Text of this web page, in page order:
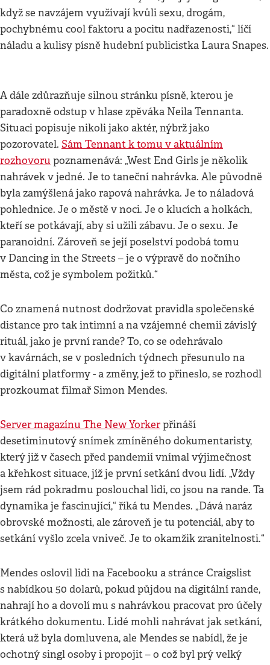
když se navzájem využívají kvůli sexu, drogám,
pochybnému cool faktoru a pocitu nadřazenosti,“ líčí
náladu a kulisy písně hudební publicistka Laura Snapes.
A dále zdůrazňuje silnou stránku písně, kterou je
paradoxně odstup v hlase zpěváka Neila Tennanta.
Situaci popisuje nikoli jako aktér, nýbrž jako
pozorovatel. Sám Tennant k tomu v aktuálním
rozhovoru poznamenává: „West End Girls je několik
nahrávek v jedné. Je to taneční nahrávka. Ale původně
byla zamýšlená jako rapová nahrávka. Je to náladová
pohlednice. Je o městě v noci. Je o klucích a holkách,
kteří se potkávají, aby si užili zábavu. Je o sexu. Je
paranoidní. Zároveň se její poselství podobá tomu
v Dancing in the Streets – je o výpravě do nočního
města, což je symbolem požitků.“
Co znamená nutnost dodržovat pravidla společenské
distance pro tak intimní a na vzájemné chemii závislý
rituál, jako je první rande? To, co se odehrávalo
v kavárnách, se v posledních týdnech přesunulo na
digitální platformy - a změny, jež to přineslo, se rozhodl
prozkoumat filmař Simon Mendes.
Server magazínu The New Yorkerpřináší
desetiminutový snímek zmíněného dokumentaristy,
který již v časech před pandemií vnímal výjimečnost
a křehkost situace, jíž je první setkání dvou lidí. „Vždy
jsem rád pokradmu poslouchal lidi, co jsou na rande. Ta
dynamika je fascinující,“ říká tu Mendes. „Dává naráz
obrovské možnosti, ale zároveň je tu potenciál, aby to
setkání vyšlo zcela vniveč. Je to okamžik zranitelnosti.“
Mendes oslovil lidi na Facebooku a stránce Craigslist
s nabídkou 50 dolarů, pokud půjdou na digitální rande,
nahrají ho a dovolí mu s nahrávkou pracovat pro účely
krátkého dokumentu. Lidé mohli nahrávat jak setkání,
která už byla domluvena, ale Mendes se nabídl, že je
ochotný singl osoby i propojit – o což byl prý velký